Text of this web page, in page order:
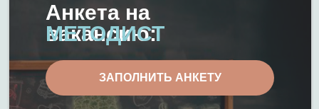
Анкета на
вакансию:
ЗАПОЛНИТЬ АНКЕТУ
МЕТОДИСТ